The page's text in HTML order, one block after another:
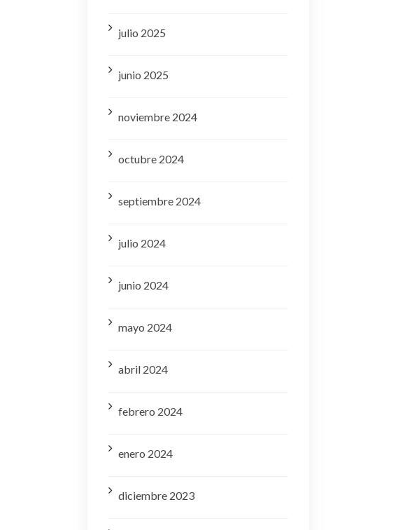
julio 2025
junio 2025
noviembre 2024
octubre 2024
septiembre 2024
julio 2024
junio 2024
mayo 2024
abril 2024
febrero 2024
enero 2024
diciembre 2023